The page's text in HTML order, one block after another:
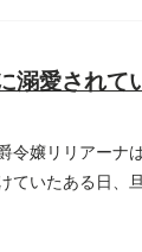
溺愛されて
令嬢リリアーナ
ていたある日